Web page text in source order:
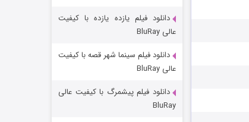
دانلود فیلم یازده یازده با کیفیت
عالی BluRay
دانلود فیلم سینما شهر قصه با کیفیت
عالی BluRay
دانلود فیلم پیشمرگ با کیفیت عالی
BluRay